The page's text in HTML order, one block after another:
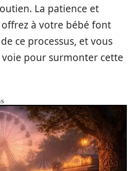
La patience et
offrez à votre bébé font
ce processus, et vous
pour surmonter cette